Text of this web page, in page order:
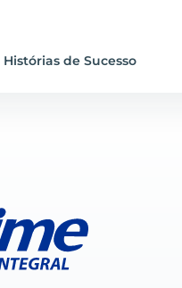
Histórias de Sucesso